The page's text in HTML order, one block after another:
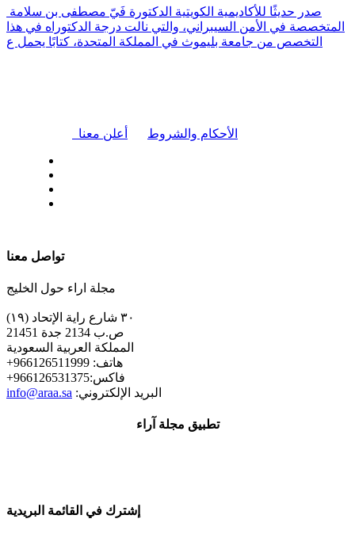
المتخصصة في الأمن السيبراني، والتي نالت درجة الدكتوراه في هذا
التخصص من جامعة بليموث في المملكة المتحدة، كتابًا يحمل ع
أعلن معنا الأحكام والشروط
تواصل معنا
مجلة اراء حول الخليج
٣٠ شارع راية الإتحاد (١٩)
ص.ب 2134 جدة 21451
المملكة العربية السعودية
+هاتف: 966126511999
+فاكس:966126531375
info@araa.sa :البريد الإلكتروني
تطبيق مجلة آراء
إشترك في القائمة البريدية